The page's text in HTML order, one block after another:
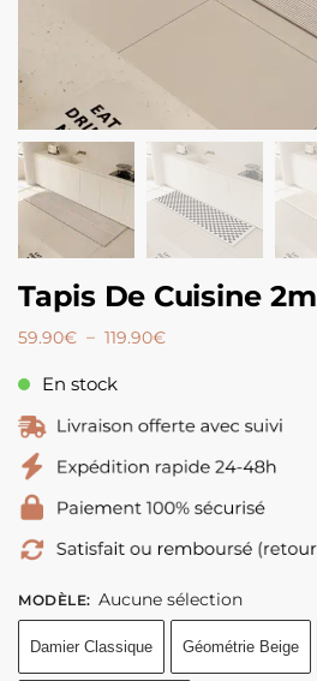
Tapis De Cuisine 2m
59.90€ – 119.90€
En stock
MODÈLE: Aucune sélection
Damier Classique Géométrie Beige